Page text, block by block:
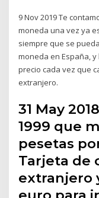
9 Nov 2019 Te
moneda una vez ya
siempre que se
moneda en España,
precio cada vez que
extranjero.
31 May
1999 que
pesetas
Tarjeta de
extranjero